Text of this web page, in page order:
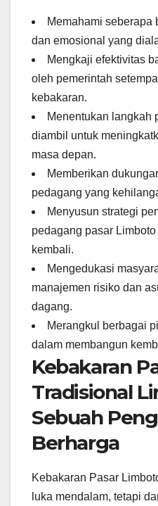
Memahami seberapa
dan emosional yang
Mengkaji efektivitas
oleh pemerintah
kebakaran.
Menentukan langkah
diambil untuk
masa depan.
Memberikan
pedagang yang
Menyusun strategi
pedagang pasar
kembali.
Mengedukasi
manajemen risiko dan
dagang.
Merangkul berbagai
dalam membangun
Kebakaran
Tradisional
Sebuah
Berharga
Kebakaran Pasar
luka mendalam, tetapi